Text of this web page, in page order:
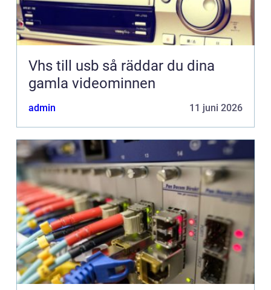
Vhs till usb så räddar du dina
gamla videominnen
admin 11 juni 2026